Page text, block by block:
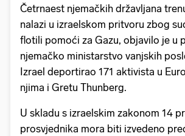
Četrnaest njemačkih državljana
nalazi u izraelskom pritvoru zbog
flotili pomoći za Gazu, objavilo je u
njemačko ministarstvo vanjskih
Izrael deportirao 171 aktivista u
njima i Gretu Thunberg.
U skladu s izraelskim zakonom 14
prosvjednika mora biti izvedeno